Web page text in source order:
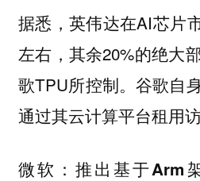
据悉，英伟达在AI芯片
左右，其余20%的绝大
歌TPU所控制。谷歌自
通过其云计算平台租用访
微软：推出基于Arm